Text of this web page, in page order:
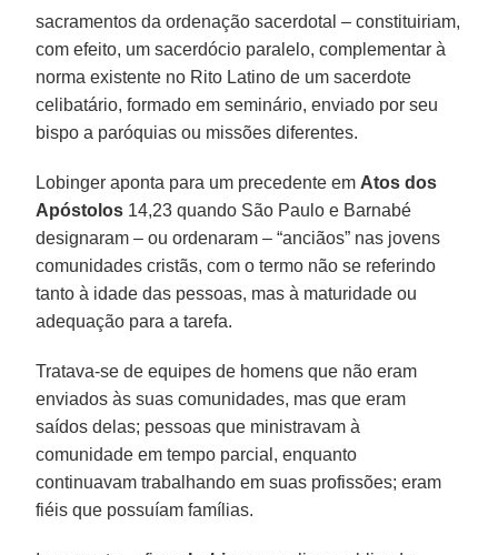
sacramentos da ordenação sacerdotal – constituiriam,
com efeito, um sacerdócio paralelo, complementar à
norma existente no Rito Latino de um sacerdote
celibatário, formado em seminário, enviado por seu
bispo a paróquias ou missões diferentes.
Lobinger aponta para um precedente em Atos dos
Apóstolos 14,23 quando São Paulo e Barnabé
designaram – ou ordenaram – “anciãos” nas jovens
comunidades cristãs, com o termo não se referindo
tanto à idade das pessoas, mas à maturidade ou
adequação para a tarefa.
Tratava-se de equipes de homens que não eram
enviados às suas comunidades, mas que eram
saídos delas; pessoas que ministravam à
comunidade em tempo parcial, enquanto
continuavam trabalhando em suas profissões; eram
fiéis que possuíam famílias.